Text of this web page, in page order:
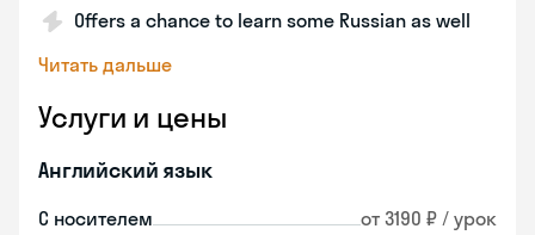
Offers a chance to learn some Russian as well
Читать дальше
Услуги и цены
Английский язык
С носителем от 3190 ₽ / урок